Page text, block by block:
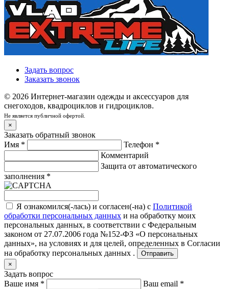
Задать вопрос
Заказать звонок
© 2026 Интернет-магазин одежды и аксессуаров для
снегоходов, квадроциклов и гидроциклов.
Не является публичной офертой.
×
Заказать обратный звонок
Имя * Телефон *
Комментарий
Защита от автоматического
заполнения *
Я ознакомился(-лась) и согласен(-на) с Политикой
обработки персональных данных и на обработку моих
персональных данных, в соответствии с Федеральным
законом от 27.07.2006 года №152-ФЗ «О персональных
данных», на условиях и для целей, определенных в Согласии
на обработку персональных данных .
Отправить
×
Задать вопрос
Ваше имя * Ваш email *